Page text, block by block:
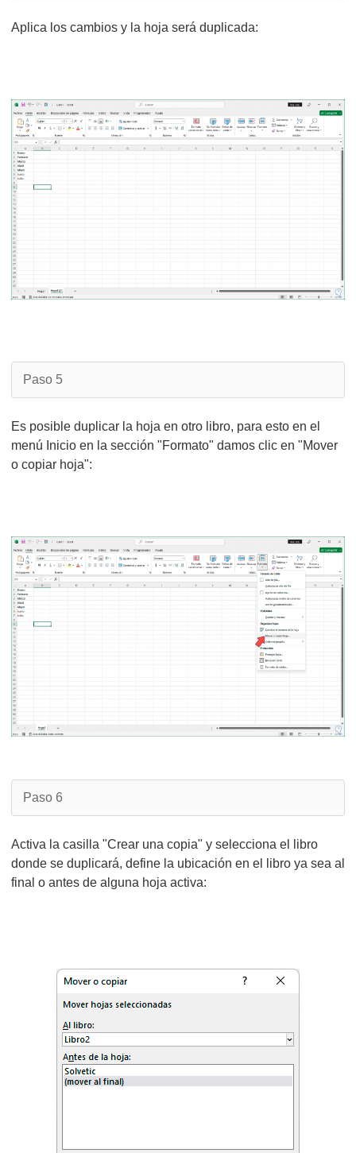
Aplica los cambios y la hoja será duplicada:
Paso 5
Es posible duplicar la hoja en otro libro, para esto en el
menú Inicio en la sección "Formato" damos clic en "Mover
o copiar hoja":
Paso 6
Activa la casilla "Crear una copia" y selecciona el libro
donde se duplicará, define la ubicación en el libro ya sea al
final o antes de alguna hoja activa: